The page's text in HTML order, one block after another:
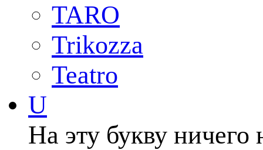
TARO
Trikozza
Teatro
U
На эту букву ничего